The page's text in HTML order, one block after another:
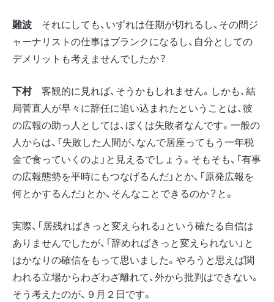
難波 それにしても、いずれは任期が切れるし、その間ジ
ャーナリストの仕事はブランクになるし、自分としての
デメリットも考えませんでしたか？
下村客観的に見れば、そうかもしれません。しかも、結
局菅直人が早々に辞任に追い込まれたということは、彼
の広報の助っ人としては、ぼくは失敗者なんです。一般の
人からは、「失敗した人間が、なんで居座ってもう一年税
金で食っていくのよ」と見えるでしょう。そもそも、「有事
の広報態勢を平時にもつなげるんだ」とか、「原発広報を
何とかするんだ」とか、そんなことできるのか？と。
実際、「居残ればきっと変えられる」という確たる自信は
ありませんでしたが、「辞めればきっと変えられない」と
はかなりの確信をもって思いました。やろうと思えば関
われる立場からわざわざ離れて、外から批判はできない。
そう考えたのが、９月２日です。